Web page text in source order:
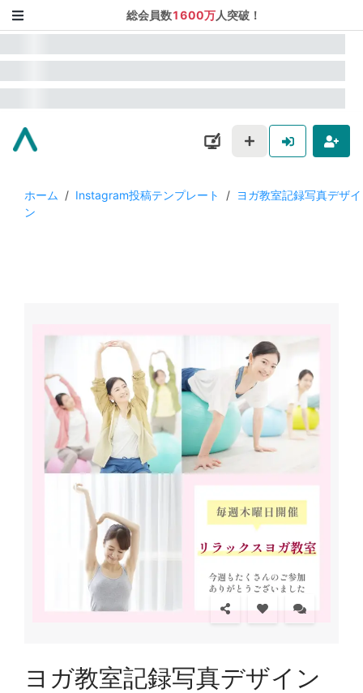
総会員数1600万人突破！
ホーム / Instagram投稿テンプレート / ヨガ教室記録写真デザイ
ン
ヨガ教室記録写真デザイン